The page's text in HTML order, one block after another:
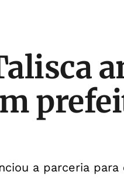
a parceria